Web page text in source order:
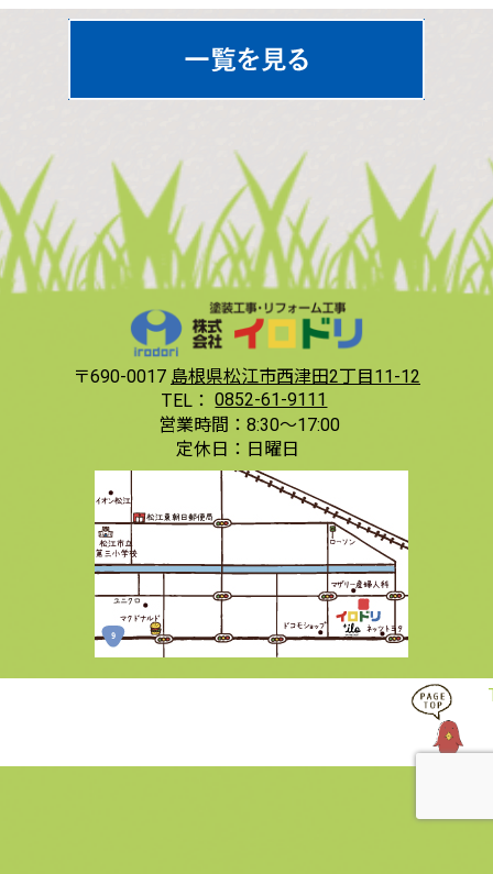
〒690-0017 島根県松江市西津田2丁目11-12
TEL： 0852-61-9111
営業時間： 8:30〜17:00
定休日： 日曜日